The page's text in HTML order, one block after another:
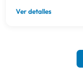
Ver detalles